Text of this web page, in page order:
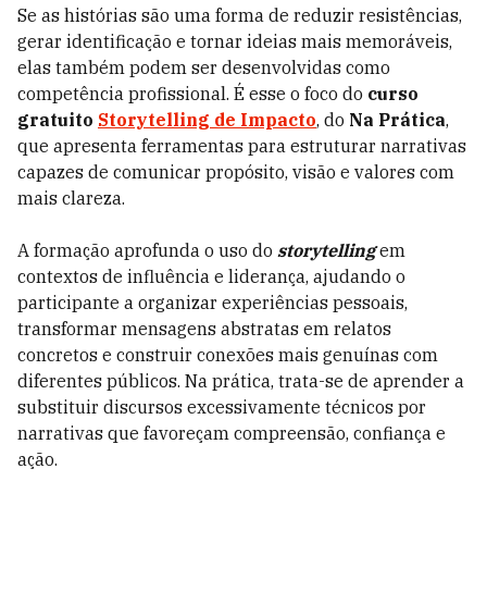
Se as histórias são uma forma de reduzir resistências,
gerar identificação e tornar ideias mais memoráveis,
elas também podem ser desenvolvidas como
competência profissional. É esse o foco do curso
gratuito Storytelling de Impacto, do Na Prática,
que apresenta ferramentas para estruturar narrativas
capazes de comunicar propósito, visão e valores com
mais clareza.
A formação aprofunda o uso do storytellingem
contextos de influência e liderança, ajudando o
participante a organizar experiências pessoais,
transformar mensagens abstratas em relatos
concretos e construir conexões mais genuínas com
diferentes públicos. Na prática, trata-se de aprender a
substituir discursos excessivamente técnicos por
narrativas que favoreçam compreensão, confiança e
ação.